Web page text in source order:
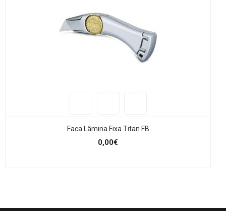
Faca Lâmina Fixa Titan FB
0,00€